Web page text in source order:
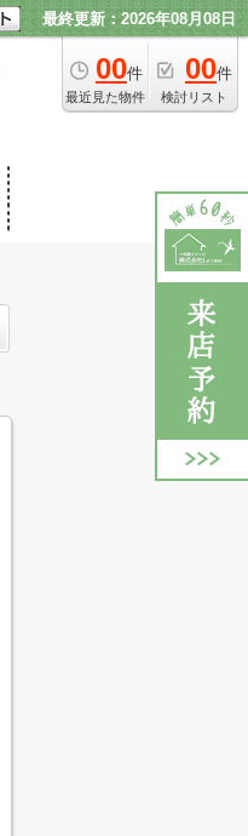
最終更新：2026年08月08日
00件
最近見た物件
00件
検討リスト